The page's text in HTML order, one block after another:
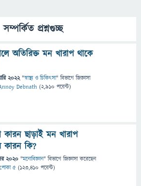
সম্পর্কিত প্রশ্নগুচ্ছ
অতিরিক্ত মন খারাপ থাকে
2022 "স্বাস্থ্য ও চিকিৎসা" বিভাগে জিজ্ঞাসা
Debnath (2,910 পয়েন্ট)
ছাড়াই মন খারাপ
কারন কি?
2020 "মনোবিজ্ঞান" বিভাগে জিজ্ঞাসাকরেছেন
পোকা ৫ (123,410 পয়েন্ট)